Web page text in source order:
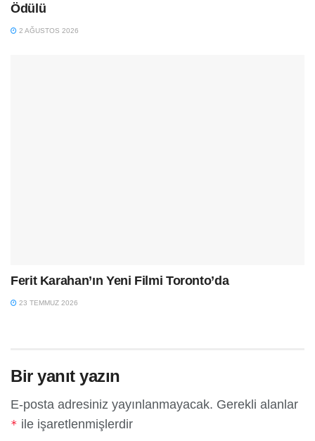
Ödülü
2 AĞUSTOS 2026
Ferit Karahan’ın Yeni Filmi Toronto’da
23 TEMMUZ 2026
Bir yanıt yazın
E-posta adresiniz yayınlanmayacak. Gerekli alanlar
* ile işaretlenmişlerdir